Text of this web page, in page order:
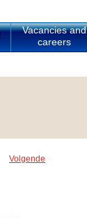
Vacancies and
careers
Volgende